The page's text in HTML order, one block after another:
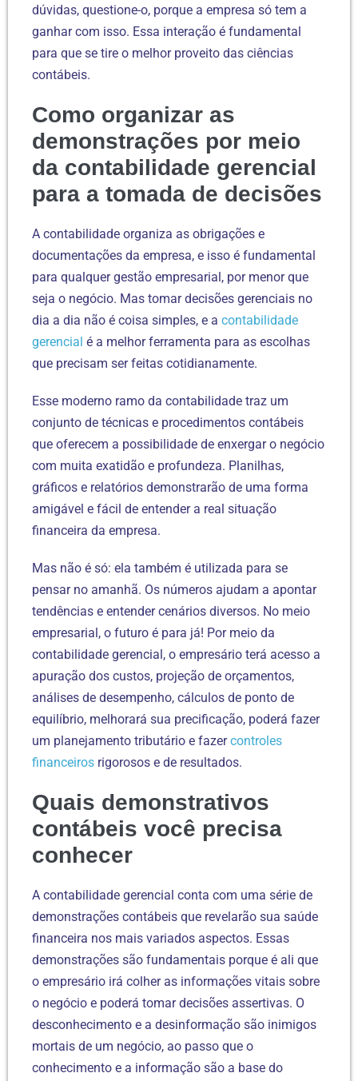
dúvidas, questione-o, porque a empresa só tem a
ganhar com isso. Essa interação é fundamental
para que se tire o melhor proveito das ciências
contábeis.
Como organizar as
demonstrações por meio
da contabilidade gerencial
para a tomada de decisões
A contabilidade organiza as obrigações e
documentações da empresa, e isso é fundamental
para qualquer gestão empresarial, por menor que
seja o negócio. Mas tomar decisões gerenciais no
dia a dia não é coisa simples, e a contabilidade
gerencial é a melhor ferramenta para as escolhas
que precisam ser feitas cotidianamente.
Esse moderno ramo da contabilidade traz um
conjunto de técnicas e procedimentos contábeis
que oferecem a possibilidade de enxergar o negócio
com muita exatidão e profundeza. Planilhas,
gráficos e relatórios demonstrarão de uma forma
amigável e fácil de entender a real situação
financeira da empresa.
Mas não é só: ela também é utilizada para se
pensar no amanhã. Os números ajudam a apontar
tendências e entender cenários diversos. No meio
empresarial, o futuro é para já! Por meio da
contabilidade gerencial, o empresário terá acesso a
apuração dos custos, projeção de orçamentos,
análises de desempenho, cálculos de ponto de
equilíbrio, melhorará sua precificação, poderá fazer
um planejamento tributário e fazercontroles
financeiros rigorosos e de resultados.
Quais demonstrativos
contábeis você precisa
conhecer
A contabilidade gerencial conta com uma série de
demonstrações contábeis que revelarão sua saúde
financeira nos mais variados aspectos. Essas
demonstrações são fundamentais porque é ali que
o empresário irá colher as informações vitais sobre
o negócio e poderá tomar decisões assertivas. O
desconhecimento e a desinformação são inimigos
mortais de um negócio, ao passo que o
conhecimento e a informação são a base do